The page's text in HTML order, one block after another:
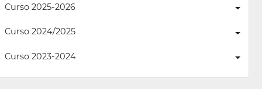
Curso 2025-2026
Curso 2024/2025
Curso 2023-2024